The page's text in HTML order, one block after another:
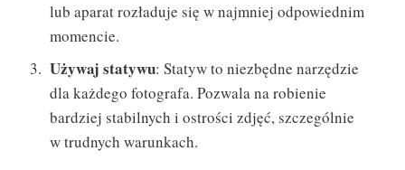
lub aparat rozładuje się w najmniej odpowiednim
momencie.
Używaj statywu: Statyw to niezbędne narzędzie
dla każdego fotografa. Pozwala na robienie
bardziej stabilnych i ostrości zdjęć, szczególnie
w trudnych warunkach.